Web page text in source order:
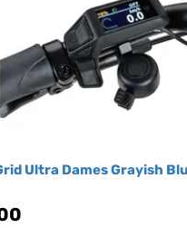
Ultra Dames Grayish